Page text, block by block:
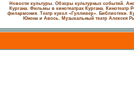
Новости культуры. Обзоры культурных событий.
Кургана. Фильмы в кинотеатрах Кургана.
Кинотеатр
филармония. Театр кукол «Гулливер». Библиотеки.
Юнона и Авось. Музыкальный театр Алексея